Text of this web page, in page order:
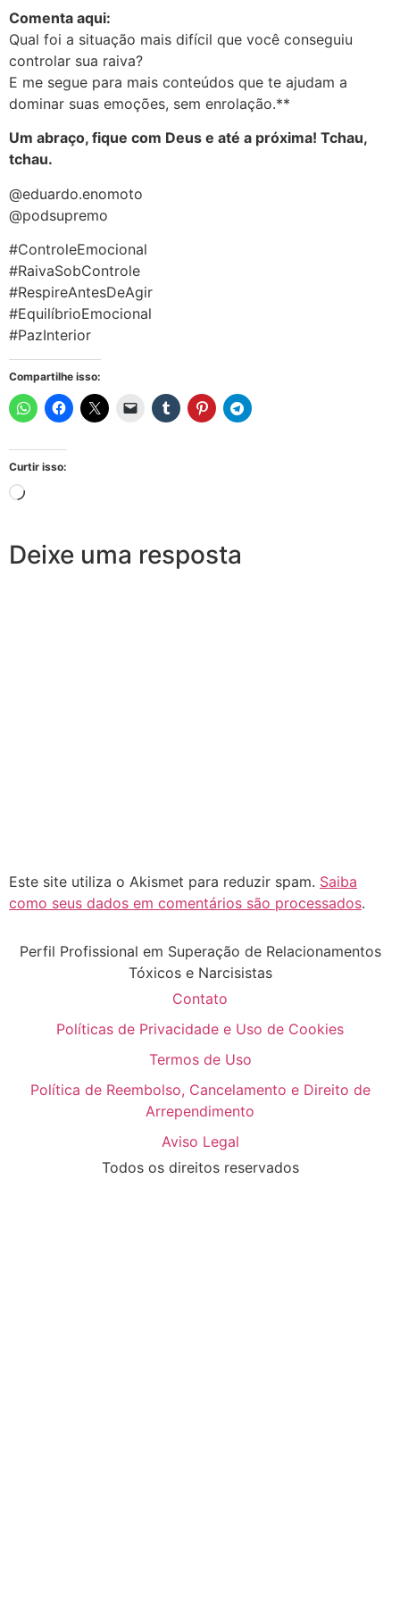
Comenta aqui:
Qual foi a situação mais difícil que você conseguiu
controlar sua raiva?
E me segue para mais conteúdos que te ajudam a
dominar suas emoções, sem enrolação.**
Um abraço, fique com Deus e até a próxima! Tchau,
tchau.
@eduardo.enomoto
@podsupremo
#ControleEmocional
#RaivaSobControle
#RespireAntesDeAgir
#EquilíbrioEmocional
#PazInterior
Compartilhe isso:
Curtir isso:
Deixe uma resposta
Este site utiliza o Akismet para reduzir spam. Saiba
como seus dados em comentários são processados.
Perfil Profissional em Superação de Relacionamentos
Tóxicos e Narcisistas
Contato
Políticas de Privacidade e Uso de Cookies
Termos de Uso
Política de Reembolso, Cancelamento e Direito de
Arrependimento
Aviso Legal
Todos os direitos reservados